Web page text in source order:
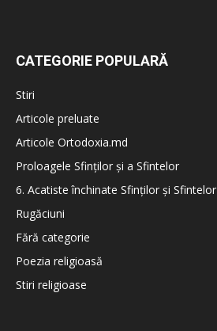
CATEGORIE POPULARĂ
Stiri
Articole preluate
Articole Ortodoxia.md
Proloagele Sfinților și a Sfintelor
6. Acatiste închinate Sfinților și Sfintelor
Rugăciuni
Fără categorie
Poezia religioasă
Stiri religioase